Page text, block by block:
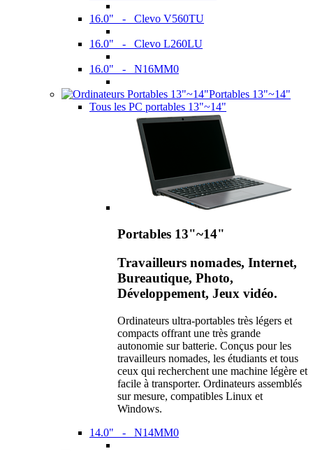
16.0" - Clevo V560TU
16.0" - Clevo L260LU
16.0" - N16MM0
Portables 13"~14"
Tous les PC portables 13"~14"
Portables 13"~14"
Travailleurs nomades, Internet,
Bureautique, Photo,
Développement, Jeux vidéo.
Ordinateurs ultra-portables très légers et
compacts offrant une très grande
autonomie sur batterie. Conçus pour les
travailleurs nomades, les étudiants et tous
ceux qui recherchent une machine légère et
facile à transporter. Ordinateurs assemblés
sur mesure, compatibles Linux et
Windows.
14.0" - N14MM0